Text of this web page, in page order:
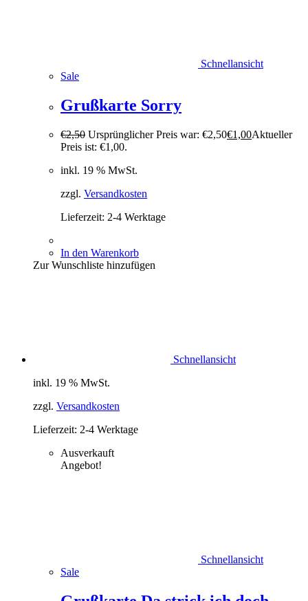
Schnellansicht
Sale
Grußkarte Sorry
€2,50 Ursprünglicher Preis war: €2,50€1,00Aktueller
Preis ist: €1,00.
inkl. 19 % MwSt.
zzgl. Versandkosten
Lieferzeit: 2-4 Werktage
In den Warenkorb
Zur Wunschliste hinzufügen
Schnellansicht
inkl. 19 % MwSt.
zzgl. Versandkosten
Lieferzeit: 2-4 Werktage
Ausverkauft
Angebot!
Schnellansicht
Sale